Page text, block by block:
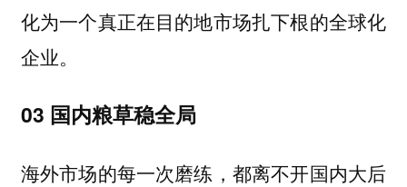
化为一个真正在目的地市场扎下根的全球化
企业。
03 国内粮草稳全局
海外市场的每一次磨练，都离不开国内大后